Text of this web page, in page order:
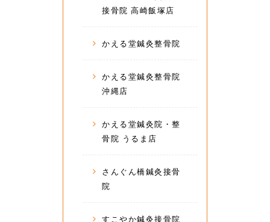
接骨院 高崎飯塚店
かえる堂鍼灸整骨院
かえる堂鍼灸整骨院
沖縄店
かえる堂鍼灸院・整
骨院 うるま店
さんぐん橋鍼灸接骨
院
すこやか鍼灸接骨院